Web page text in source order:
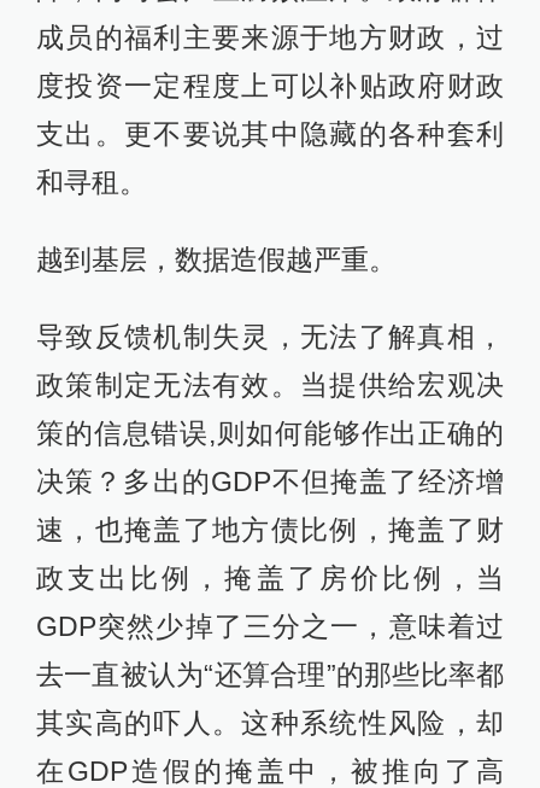
成员的福利主要来源于地方财政，过
度投资一定程度上可以补贴政府财政
支出。更不要说其中隐藏的各种套利
和寻租。
越到基层，数据造假越严重。
导致反馈机制失灵，无法了解真相，
政策制定无法有效。当提供给宏观决
策的信息错误,则如何能够作出正确的
决策？多出的GDP不但掩盖了经济增
速，也掩盖了地方债比例，掩盖了财
政支出比例，掩盖了房价比例，当
GDP突然少掉了三分之一，意味着过
去一直被认为“还算合理”的那些比率都
其实高的吓人。这种系统性风险，却
在GDP造假的掩盖中，被推向了高